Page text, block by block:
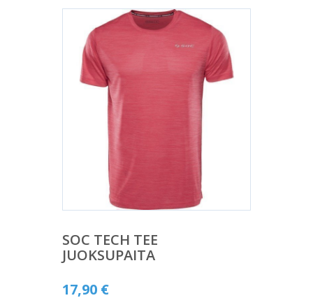
SOC TECH TEE
JUOKSUPAITA
17,90 €